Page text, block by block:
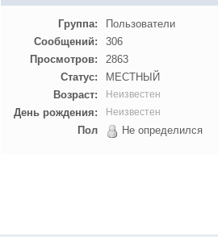
Группа:
Пользователи
Сообщений:
306
Просмотров:
2863
Статус:
МЕСТНЫЙ
Возраст:
Неизвестен
День рождения: Неизвестен
Пол Не определился